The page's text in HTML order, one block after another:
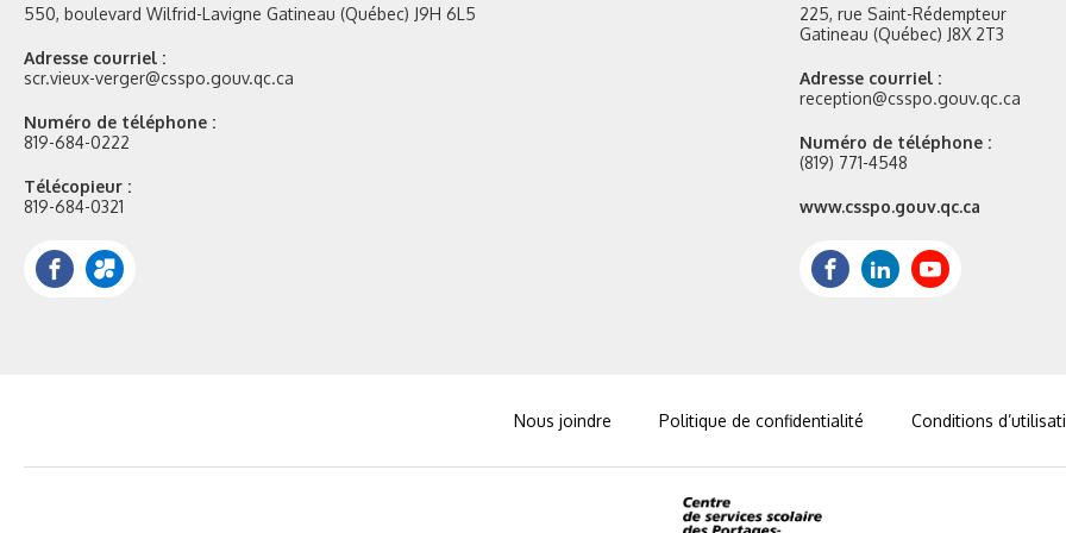
550, boulevard Wilfrid-Lavigne Gatineau (Québec) J9H 6L5
Adresse courriel :
scr.vieux-verger@csspo.gouv.qc.ca
Numéro de téléphone :
819-684-0222
Télécopieur :
819-684-0321
Facebook
Portail
Mozaik
225, rue Saint-Rédempteur
Gatineau (Québec) J8X 2T3
Adresse courriel :
reception@csspo.gouv.qc.ca
Numéro de téléphone :
(819) 771-4548
Site
www.csspo.gouv.qc.ca
FacebookLinkedInYoutube
Nous joindre Politique de confidentialité Conditions